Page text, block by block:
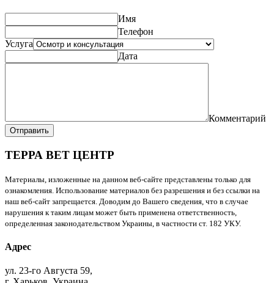
Имя
Телефон
Услуга
Дата
Комментарий
Отправить
ТЕРРА ВЕТ ЦЕНТР
Материалы, изложенные на данном веб-сайте представлены только для
ознакомления. Использование материалов без разрешения и без ссылки на
наш веб-сайт запрещается. Доводим до Вашего сведения, что в случае
нарушения к таким лицам может быть применена ответственность,
определенная законодательством Украины, в частности ст. 182 УКУ.
Адрес
ул. 23-го Августа 59,